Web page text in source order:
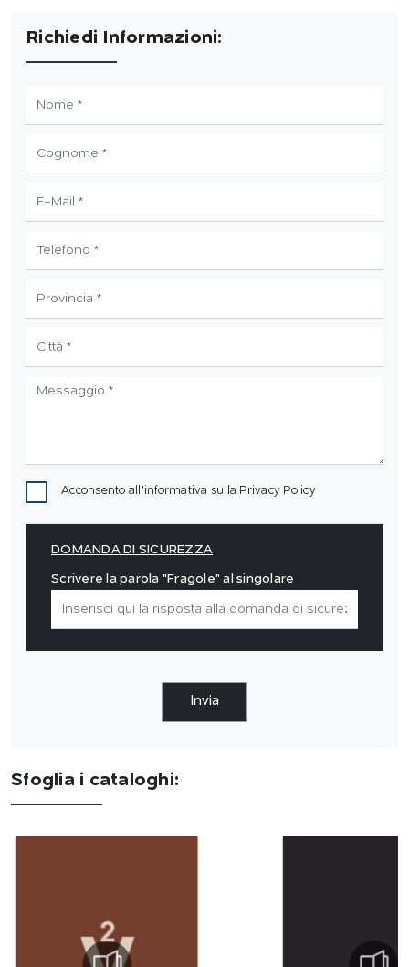
Richiedi Informazioni:
Acconsento all'informativa sulla Privacy Policy
DOMANDA DI SICUREZZA
Scrivere la parola "Fragole" al singolare
Invia
Sfoglia i cataloghi: